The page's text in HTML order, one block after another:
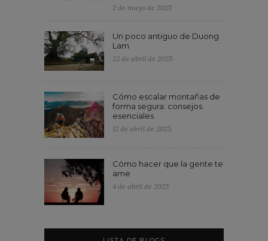
2 de mayo de 2025
Un poco antiguo de Duong
Lam
22 de abril de 2025
Cómo escalar montañas de
forma segura: consejos
esenciales
12 de abril de 2025
Cómo hacer que la gente te
ame
4 de abril de 2025